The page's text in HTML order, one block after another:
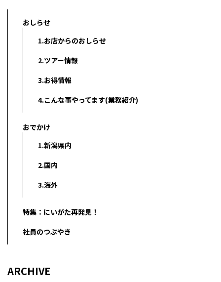
おしらせ
1.お店からのおしらせ
2.ツアー情報
3.お得情報
4.こんな事やってます(業務紹介)
おでかけ
1.新潟県内
2.国内
3.海外
特集：にいがた再発見！
社員のつぶやき
ARCHIVE